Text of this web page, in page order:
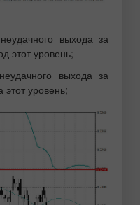
выхода за
этот уровень;
выхода за
уровень;